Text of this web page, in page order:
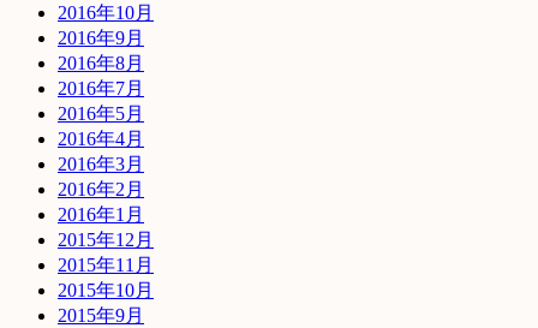
2016年10月
2016年9月
2016年8月
2016年7月
2016年5月
2016年4月
2016年3月
2016年2月
2016年1月
2015年12月
2015年11月
2015年10月
2015年9月